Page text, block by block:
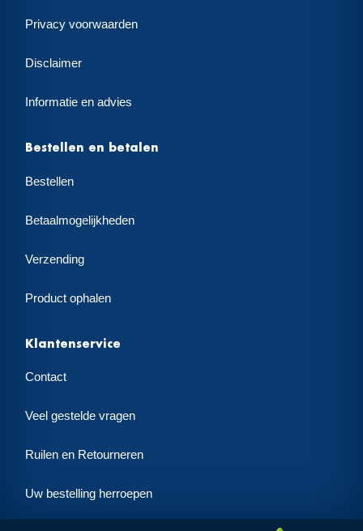
Privacy voorwaarden
Disclaimer
Informatie en advies
Bestellen en betalen
Bestellen
Betaalmogelijkheden
Verzending
Product ophalen
Klantenservice
Contact
Veel gestelde vragen
Ruilen en Retourneren
Uw bestelling herroepen